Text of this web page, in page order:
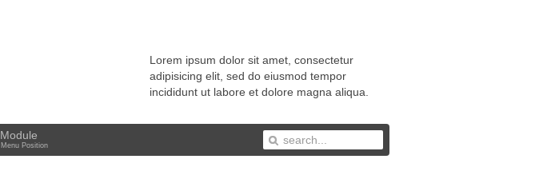
Lorem ipsum dolor sit amet, consectetur
adipisicing elit, sed do eiusmod tempor
incididunt ut labore et dolore magna aliqua.
Module
Menu Position